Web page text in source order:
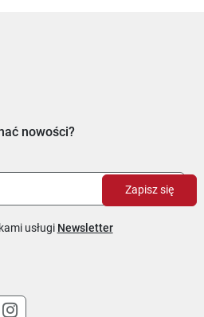
nowości?
usługi Newsletter
Zapisz się
się w nowym oknie
się w nowym oknie
link otworzy się w nowym
link otworzy się w
Uwaga, link otworzy się w